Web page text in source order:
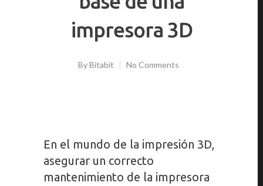
impresora 3D
ByBitabit No Comments
En el mundo de la impresión 3D,
asegurar un correcto
mantenimiento de la impresora